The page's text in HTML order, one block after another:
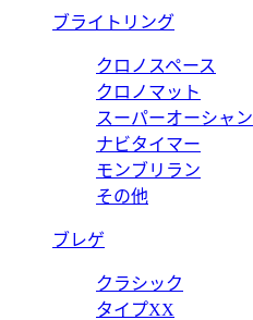
ブライトリング
クロノスペース
クロノマット
スーパーオーシャン
ナビタイマー
モンブリラン
その他
ブレゲ
クラシック
タイプXX